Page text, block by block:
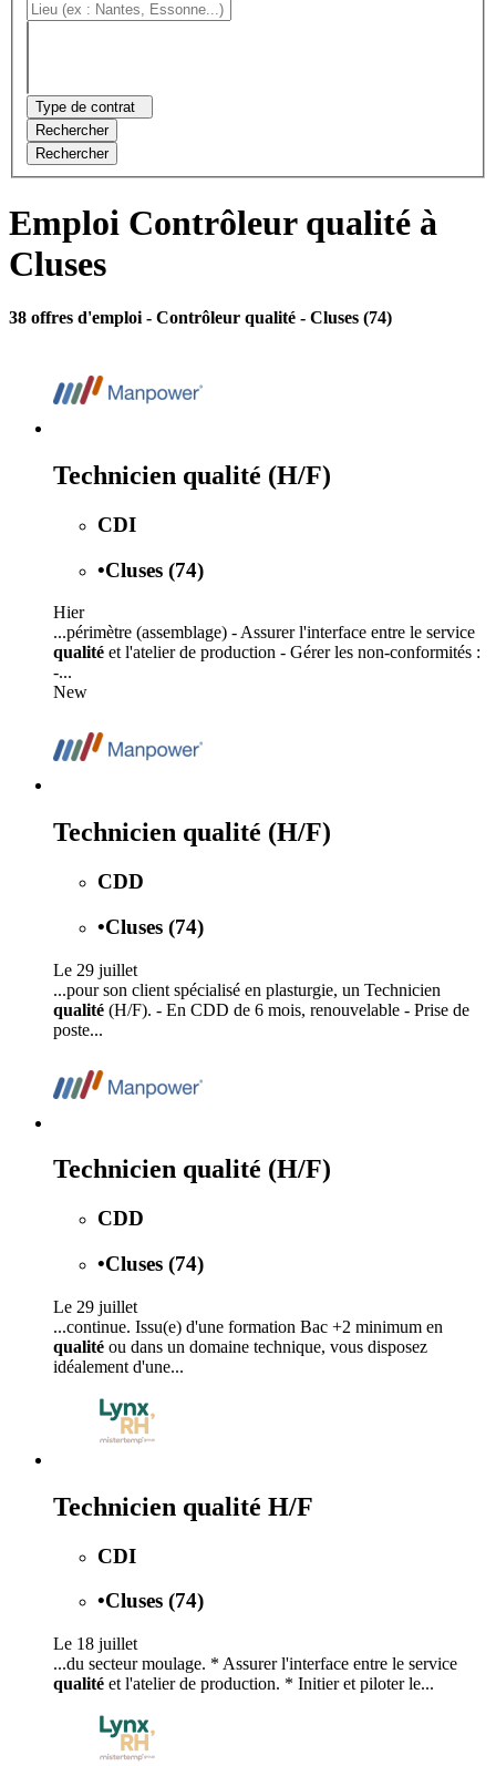
Type de contrat
Rechercher
Rechercher
Emploi Contrôleur qualité à
Cluses
38 offres d'emploi - Contrôleur qualité - Cluses (74)
Technicien qualité (H/F)
CDI
•Cluses (74)
Hier
...périmètre (assemblage) - Assurer l'interface entre le service
qualité et l'atelier de production - Gérer les non-conformités :
-...
New
Technicien qualité (H/F)
CDD
•Cluses (74)
Le 29 juillet
...pour son client spécialisé en plasturgie, un Technicien
qualité (H/F). - En CDD de 6 mois, renouvelable - Prise de
poste...
Technicien qualité (H/F)
CDD
•Cluses (74)
Le 29 juillet
...continue. Issu(e) d'une formation Bac +2 minimum en
qualité ou dans un domaine technique, vous disposez
idéalement d'une...
Technicien qualité H/F
CDI
•Cluses (74)
Le 18 juillet
...du secteur moulage. * Assurer l'interface entre le service
qualité et l'atelier de production. * Initier et piloter le...